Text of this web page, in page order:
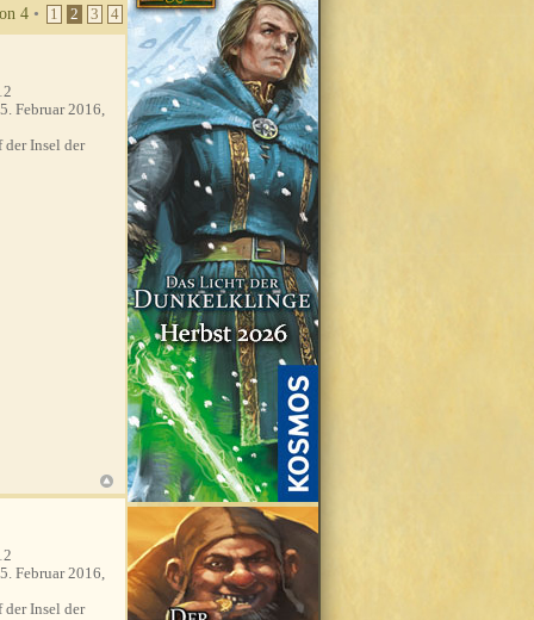
4 • 1 2 3 4
Februar 2016,
Insel der
Februar 2016,
Insel der